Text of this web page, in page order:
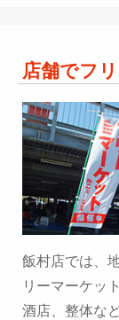
店舗でフ
飯村店では、
リーマーケッ
酒店、整体な